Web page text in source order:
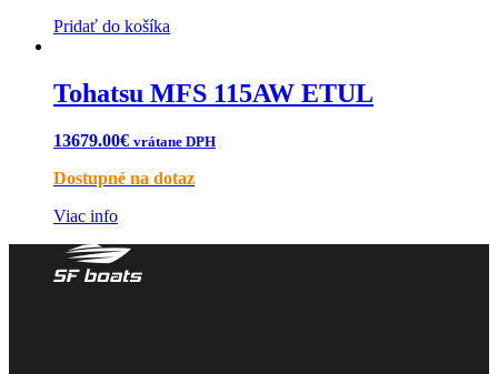
Pridať do košíka
Tohatsu MFS 115AW ETUL
13679.00€ vrátane DPH
Dostupné na dotaz
Viac info